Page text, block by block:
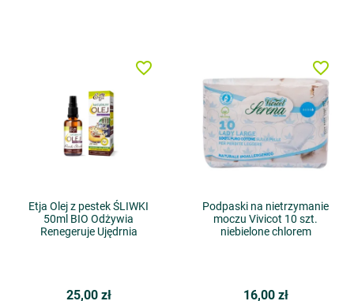
Etja Olej z pestek ŚLIWKI
50ml BIO Odżywia
Renegeruje Ujędrnia
25,00 zł
favorite_border
Podpaski na nietrzymanie
moczu Vivicot 10 szt.
niebielone chlorem
16,00 zł
favorite_border